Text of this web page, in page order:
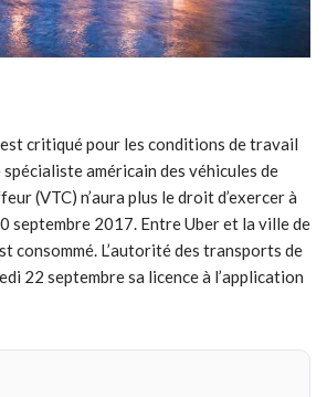
critiqué pour les conditions de travail
américain des véhicules de
(VTC) n’aura plus le droit d’exercer à
septembre 2017. Entre Uber et la ville de
consommé. L’autorité des transports de
22 septembre sa licence à l’application